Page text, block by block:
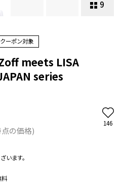
9
ーポン対象
meets LISA
series
の価格)
146
います。
料